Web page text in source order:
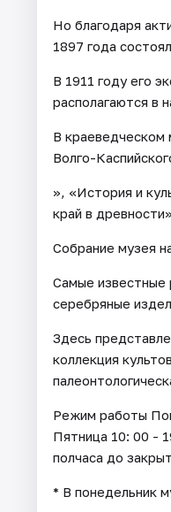
Но благодаря
1897 года
В 1911 году его
располагаются в
В краеведческом
Волго-
», «История и
край в
Собрание музея
Самые известные
серебряные
Здесь
коллекция
Режим работы
Пятница 10: 00 -
полчаса до
* В понедельник